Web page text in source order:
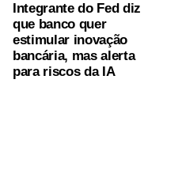
Integrante do Fed diz
que banco quer
estimular inovação
bancária, mas alerta
para riscos da IA